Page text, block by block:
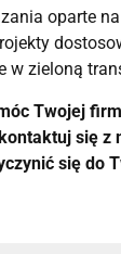
oparte
w zieloną
Twojej
się z
się do